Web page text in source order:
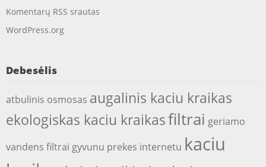
Komentarų RSS srautas
WordPress.org
Debesėlis
atbulinis osmosas augalinis kaciu kraikas
ekologiskas kaciu kraikasfiltrai geriamo
vandens filtrai gyvunu prekes internetu kaciu